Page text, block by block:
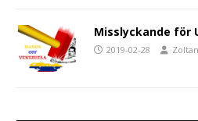
Misslyckande för
2019-02-28